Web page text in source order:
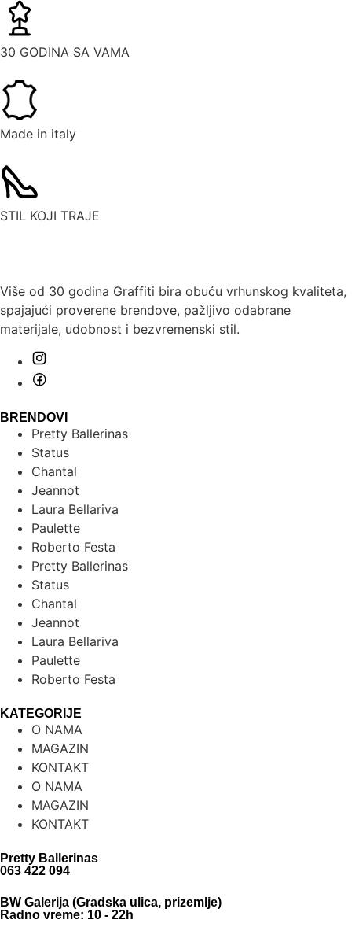
30 GODINA SA VAMA
Made in italy
STIL KOJI TRAJE
Više od 30 godina Graffiti bira obuću vrhunskog kvaliteta,
spajajući proverene brendove, pažljivo odabrane
materijale, udobnost i bezvremenski stil.
BRENDOVI
Pretty Ballerinas
Status
Chantal
Jeannot
Laura Bellariva
Paulette
Roberto Festa
Pretty Ballerinas
Status
Chantal
Jeannot
Laura Bellariva
Paulette
Roberto Festa
KATEGORIJE
O NAMA
MAGAZIN
KONTAKT
O NAMA
MAGAZIN
KONTAKT
Pretty Ballerinas
063 422 094
BW Galerija (Gradska ulica, prizemlje)
Radno vreme: 10 - 22h